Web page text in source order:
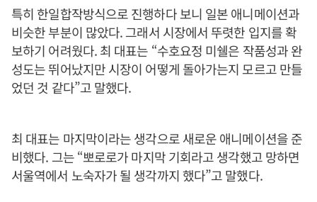
특히 한일합작방식으로 진행하다 보니 일본 애니메이션과
비슷한 부분이 많았다. 그래서 시장에서 뚜렷한 입지를 확
보하기 어려웠다. 최 대표는 “수호요정 미쉘은 작품성과 완
성도는 뛰어났지만 시장이 어떻게 돌아가는지 모르고 만들
었던 것 같다”고 말했다.
최 대표는 마지막이라는 생각으로 새로운 애니메이션을 준
비했다. 그는 “뽀로로가 마지막 기회라고 생각했고 망하면
서울역에서 노숙자가 될 생각까지 했다”고 말했다.